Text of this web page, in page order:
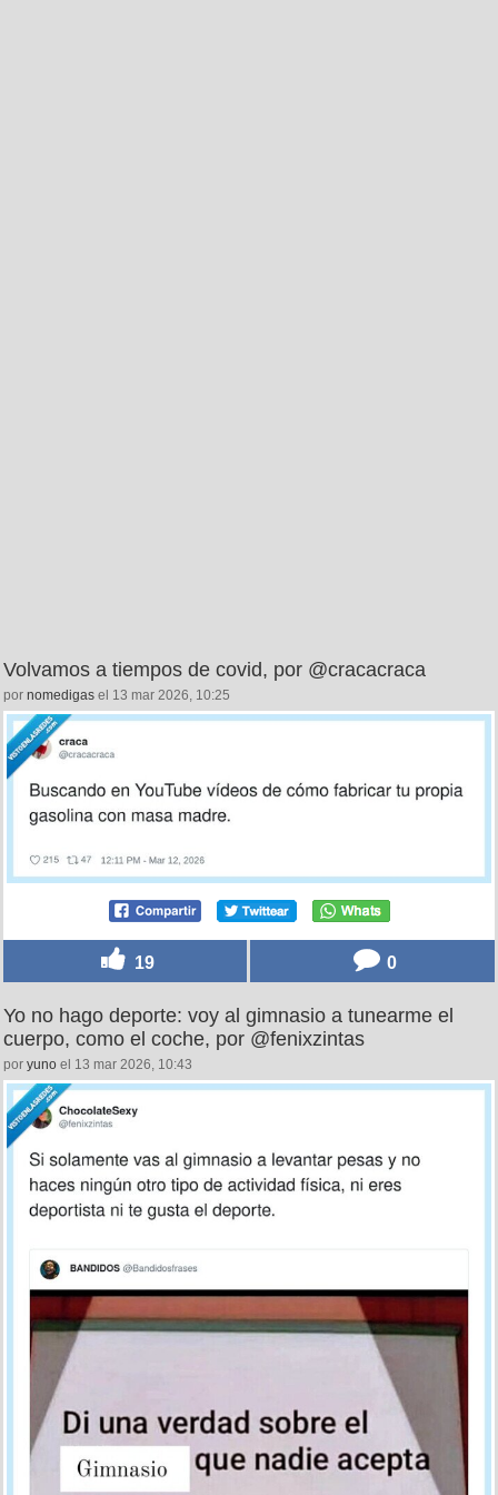
Volvamos a tiempos de covid, por @cracacraca
por nomedigas el 13 mar 2026, 10:25
19 0
Yo no hago deporte: voy al gimnasio a tunearme el
cuerpo, como el coche, por @fenixzintas
por yuno el 13 mar 2026, 10:43